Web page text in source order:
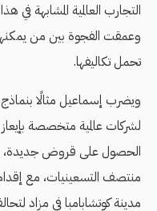
التجارب العالمية المشابهة في
وعمقت الفجوة بين من
تحمل تكاليفها.
ويضرب إسماعيل مثالًا بنماذج
لشركات عالمية متخصصة
الحصول على قروض
منتصف التسعينيات، مع
مدينة كوتشابامبا في مزاد لتحالف